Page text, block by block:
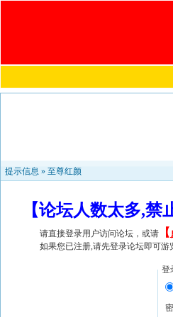
提示信息 » 至尊红颜
【论坛人数太多,
请直接登录用户访问论坛，或请 【
如果您已注册,请先登录论坛即可游
登